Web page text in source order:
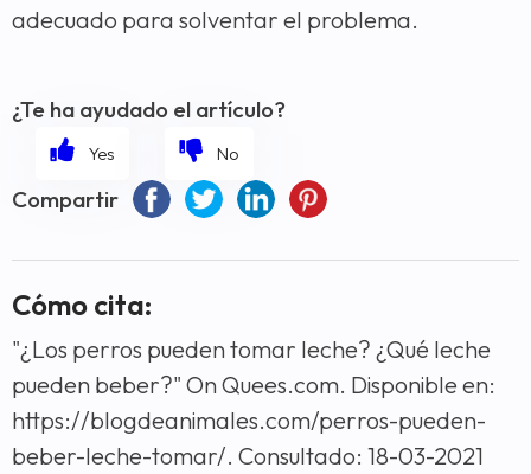
adecuado para solventar el problema.
¿Te ha ayudado el artículo?
Compartir
Cómo cita:
"¿Los perros pueden tomar leche? ¿Qué leche
pueden beber?" On Quees.com. Disponible en:
https://blogdeanimales.com/perros-pueden-
beber-leche-tomar/. Consultado: 18-03-2021